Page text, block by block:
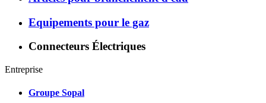
Equipements pour le gaz
Connecteurs Électriques
Entreprise
Groupe Sopal